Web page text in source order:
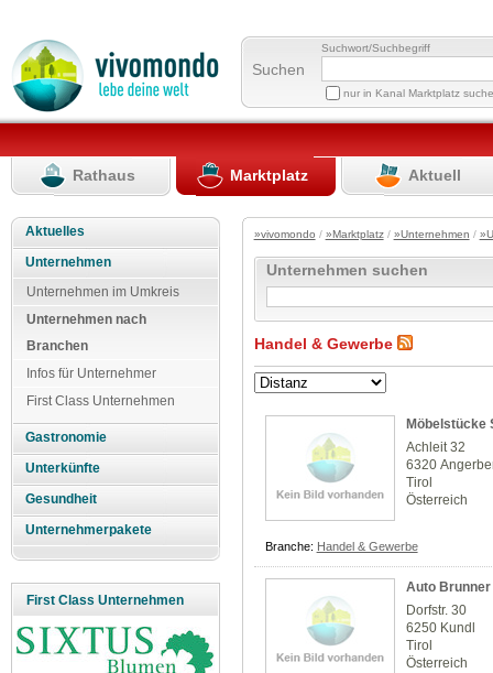
Suchen
Suchwort/Suchbegriff
nur in Kanal Marktplatz
Rathaus Marktplatz Aktuell
Aktuelles
Unternehmen
Unternehmen im Umkreis
Unternehmen nach
Branchen
Infos für Unternehmer
First Class Unternehmen
Gastronomie
Unterkünfte
Gesundheit
Unternehmerpakete
First Class Unternehmen
»vivomondo / »Marktplatz/ »Unternehmen /
Unternehmen suchen
Handel & Gewerbe
Möbelstücke
Achleit 32
6320
Tirol
Österreich
Branche: Handel & Gewerbe
Auto Brunner
Dorfstr. 30
6250 Kundl
Tirol
Österreich